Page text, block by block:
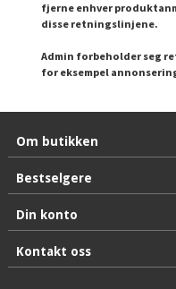
fjerne enhver
disse retningslinjene.
Admin forbeholder seg
for eksempel
Om butikken
Bestselgere
Din konto
Kontakt oss